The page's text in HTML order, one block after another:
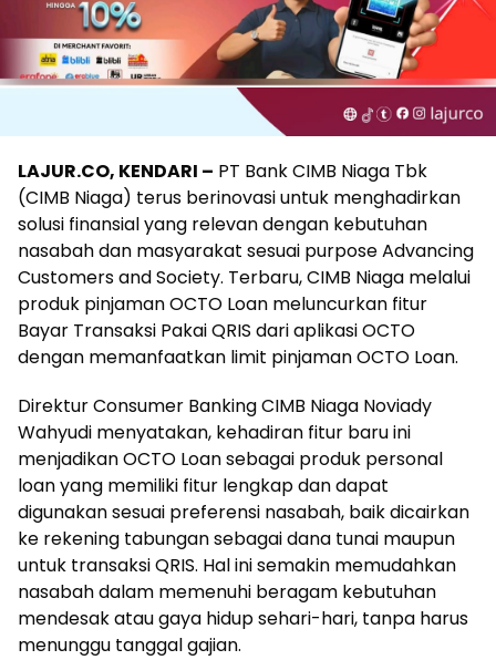
LAJUR.CO, KENDARI – PT Bank CIMB Niaga Tbk
(CIMB Niaga) terus berinovasi untuk menghadirkan
solusi finansial yang relevan dengan kebutuhan
nasabah dan masyarakat sesuai purpose Advancing
Customers and Society. Terbaru, CIMB Niaga melalui
produk pinjaman OCTO Loan meluncurkan fitur
Bayar Transaksi Pakai QRIS dari aplikasi OCTO
dengan memanfaatkan limit pinjaman OCTO Loan.
Direktur Consumer Banking CIMB Niaga Noviady
Wahyudi menyatakan, kehadiran fitur baru ini
menjadikan OCTO Loan sebagai produk personal
loan yang memiliki fitur lengkap dan dapat
digunakan sesuai preferensi nasabah, baik dicairkan
ke rekening tabungan sebagai dana tunai maupun
untuk transaksi QRIS. Hal ini semakin memudahkan
nasabah dalam memenuhi beragam kebutuhan
mendesak atau gaya hidup sehari-hari, tanpa harus
menunggu tanggal gajian.